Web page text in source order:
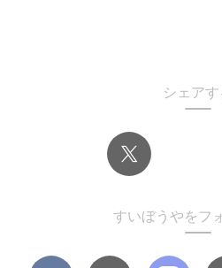
シェアす
すいぼうやをフ